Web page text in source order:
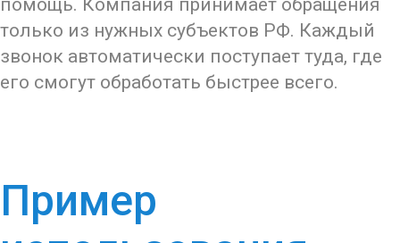
только из нужных субъектов РФ. Каждый
звонок автоматически поступает туда, где
его смогут обработать быстрее всего.
Пример